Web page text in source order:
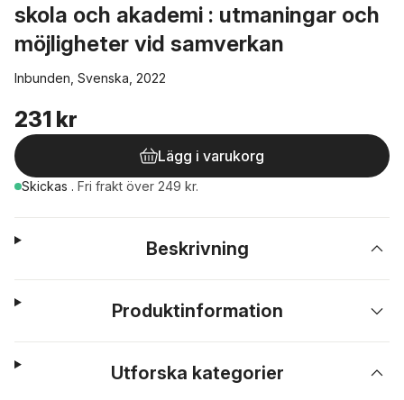
skola och akademi : utmaningar och
möjligheter vid samverkan
Inbunden, Svenska, 2022
231 kr
Lägg i varukorg
Skickas . Fri frakt över 249 kr.
Beskrivning
Produktinformation
Utforska kategorier